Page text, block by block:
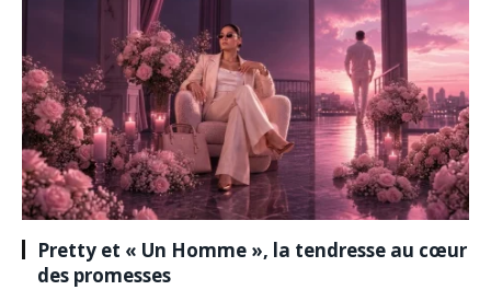
Pretty et « Un Homme », la tendresse au cœur
des promesses